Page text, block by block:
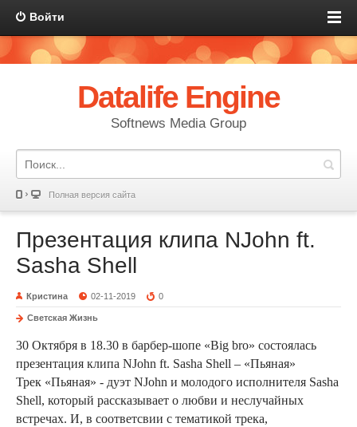
Войти
Datalife Engine
Softnews Media Group
Полная версия сайта
Презентация клипа NJohn ft.
Sasha Shell
Кристина 02-11-2019 0
Светская Жизнь
30 Октября в 18.30 в барбер-шопе «Big bro» состоялась
презентация клипа NJohn ft. Sasha Shell – «Пьяная»
Трек «Пьяная» - дуэт NJohn и молодого исполнителя Sasha
Shell, который рассказывает о любви и неслучайных
встречах. И, в соответсвии с тематикой трека,